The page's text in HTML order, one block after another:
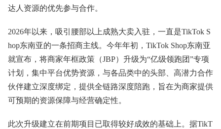
达人资源的优先参与合作。
2026年以来，吸引腰部以上成熟大卖入驻，一直是TikTok S
hop东南亚的一条招商主线。今年年初，TikTok Shop东南亚
就宣布，将商家年框政策（JBP）升级为“亿级领跑团”专项
计划，集中平台优势资源，与各品类中的头部、高潜力合作
伙伴建立深度绑定，提供全链路深度陪跑，旨在为商家提供
可预期的资源保障与经营确定性。
此次升级建立在前期项目已取得较好成效的基础上。据TikT